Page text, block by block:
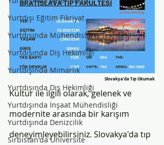
Yurtdışı Eğitim Fikriyat
Yurtdışında Mühendislik & Teknoloji
Yurtdışında Diş Hekimliği
Yurtdışında Mimarlık
Yurtdışında Diş Hekimliği
Yurtdışında İnşaat Mühendisliği
Yurtdışında Denizcilik
Sırbistan'da Üniversite
Slovakya'da Tıp Okumak
Kültür ile ilgili olarak, gelenek ve
modernite arasında bir karışım
deneyimleyebilirsiniz. Slovakya'da tıp